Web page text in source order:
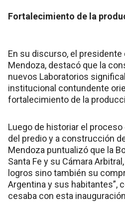
Fortalecimiento de la
En su discurso, el presidente
Mendoza, destacó que la
nuevos Laboratorios
institucional contundente
fortalecimiento de la
Luego de historiar el
del predio y a construcción
Mendoza puntualizó que la
Santa Fe y su Cámara
logros sino también su
Argentina y sus habitantes”,
cesaba con esta